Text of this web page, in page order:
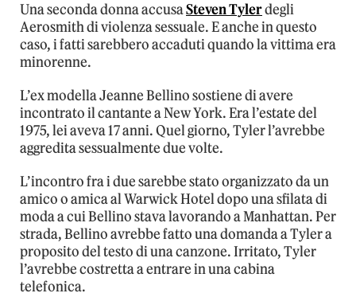
Una seconda donna accusaSteven Tylerdegli
Aerosmith di violenza sessuale. E anche in questo
caso, i fatti sarebbero accaduti quando la vittima era
minorenne.
L’ex modella Jeanne Bellino sostiene di avere
incontrato il cantante a New York. Era l’estate del
1975, lei aveva 17 anni. Quel giorno, Tyler l’avrebbe
aggredita sessualmente due volte.
L’incontro fra i due sarebbe stato organizzato da un
amico o amica al Warwick Hotel dopo una sfilata di
moda a cui Bellino stava lavorando a Manhattan. Per
strada, Bellino avrebbe fatto una domanda a Tyler a
proposito del testo di una canzone. Irritato, Tyler
l’avrebbe costretta a entrare in una cabina
telefonica.